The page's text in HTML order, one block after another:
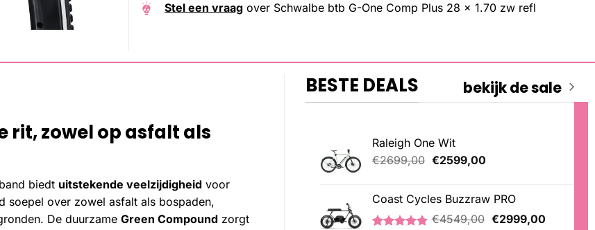
Stel een vraag over Schwalbe btb G-One Comp Plus 28 x 1.70 zw refl
rit, zowel op asfalt als
biedt uitstekende veelzijdigheid voor
soepel over zowel asfalt als bospaden,
De duurzame Green Compound zorgt
BESTE DEALS bekijk de sale
Raleigh One Wit
€2699,00 Oorspronkelijke
€2699,00.
€2599,00Huidige
€2599,00.
Coast Cycles Buzzraw PRO
€4549,00 Oorspronkelijke
€2999,00Huidige